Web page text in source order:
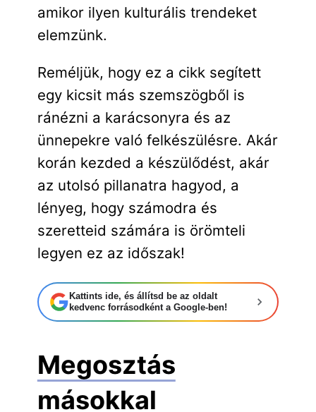
amikor ilyen kulturális trendeket
elemzünk.
Reméljük, hogy ez a cikk segített
egy kicsit más szemszögből is
ránézni a karácsonyra és az
ünnepekre való felkészülésre. Akár
korán kezded a készülődést, akár
az utolsó pillanatra hagyod, a
lényeg, hogy számodra és
szeretteid számára is örömteli
legyen ez az időszak!
Kattints ide, és állítsd be az oldalt
kedvenc forrásodként a Google-ben!
Megosztás
másokkal